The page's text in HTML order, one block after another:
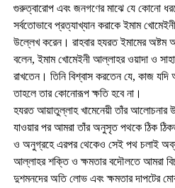
গুরুত্বারোপ এবং জনগণের মাঝে যে কোনো
সর্বতোভাবে প্রত্যাখ্যান করাকে ইমাম
উল্লেখ করেন। রাহবার হযরত ইমামের অষ্টম
বলেন, ইমাম খোমেইনী আল্লাহর ওয়াদা ও
রাখতেন। তিনি বিশ্বাস করতেন যে, কাজ যদি
তাহলে তার কোনোরূপ ক্ষতি হবে না।
হযরত আয়াতুল্লাহ খামেনেয়ী তাঁর আলোচনার
যাওয়ার পর আমরা তাঁর অনুসৃত পথকে ঠিক
ও অনুগ্রহে এরপর থেকেও সেই পথ চলাই
আল্লাহর শক্তি ও ক্ষমতার বদৌলতে আমরা
দুশমনদের অতি লোভ এবং ক্ষমতার দাপটের